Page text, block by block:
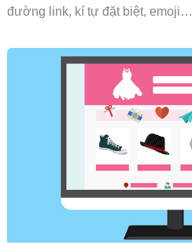
đường link, kí tự đặt biệt, emoji…